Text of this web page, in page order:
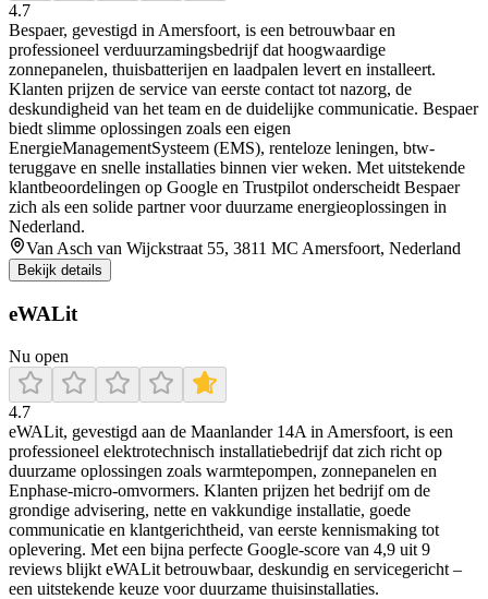
4.7
Bespaer, gevestigd in Amersfoort, is een betrouwbaar en
professioneel verduurzamingsbedrijf dat hoogwaardige
zonnepanelen, thuisbatterijen en laadpalen levert en installeert.
Klanten prijzen de service van eerste contact tot nazorg, de
deskundigheid van het team en de duidelijke communicatie. Bespaer
biedt slimme oplossingen zoals een eigen
EnergieManagementSysteem (EMS), renteloze leningen, btw-
teruggave en snelle installaties binnen vier weken. Met uitstekende
klantbeoordelingen op Google en Trustpilot onderscheidt Bespaer
zich als een solide partner voor duurzame energieoplossingen in
Nederland.
Van Asch van Wijckstraat 55, 3811 MC Amersfoort, Nederland
Bekijk details
eWALit
Nu open
4.7
eWALit, gevestigd aan de Maanlander 14A in Amersfoort, is een
professioneel elektrotechnisch installatiebedrijf dat zich richt op
duurzame oplossingen zoals warmtepompen, zonnepanelen en
Enphase-micro-omvormers. Klanten prijzen het bedrijf om de
grondige advisering, nette en vakkundige installatie, goede
communicatie en klantgerichtheid, van eerste kennismaking tot
oplevering. Met een bijna perfecte Google-score van 4,9 uit 9
reviews blijkt eWALit betrouwbaar, deskundig en servicegericht –
een uitstekende keuze voor duurzame thuisinstallaties.